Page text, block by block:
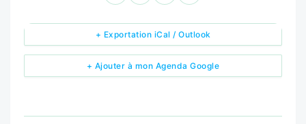
+ Ajouter à mon Agenda Google
+ Exportation iCal / Outlook